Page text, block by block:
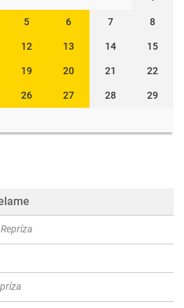
5 6 7 8
12 13 14 15
19 20 21 22
26 27 28 29
Repríza